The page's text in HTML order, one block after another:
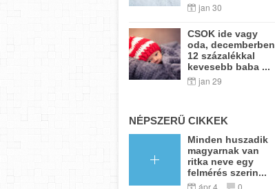
jan 30
CSOK ide vagy
oda, decemberben
12 százalékkal
kevesebb baba ...
jan 29
NÉPSZERŰ CIKKEK
Minden huszadik
magyarnak van
ritka neve egy
felmérés szerin...
ápr 4 0